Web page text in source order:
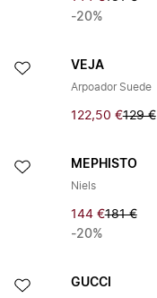
-20%
VEJA
Arpoador Suede
122,50 €129 €
MEPHISTO
Niels
144 €181 €
-20%
GUCCI